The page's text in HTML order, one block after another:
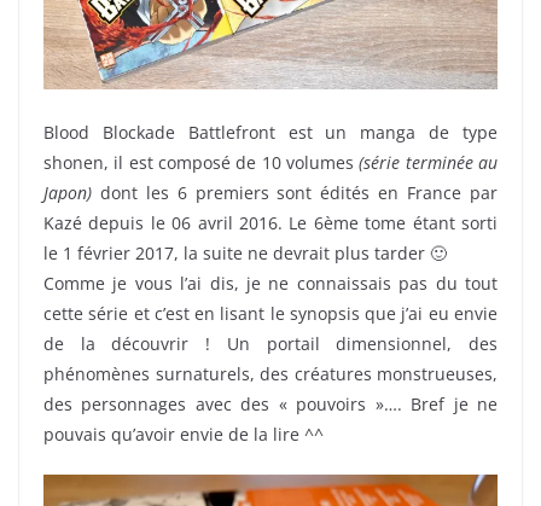
Blood Blockade Battlefront est un manga de type
shonen, il est composé de 10 volumes(série terminée au
Japon) dont les 6 premiers sont édités en France par
Kazé depuis le 06 avril 2016. Le 6ème tome étant sorti
le 1 février 2017, la suite ne devrait plus tarder 🙂
Comme je vous l’ai dis, je ne connaissais pas du tout
cette série et c’est en lisant le synopsis que j’ai eu envie
de la découvrir ! Un portail dimensionnel, des
phénomènes surnaturels, des créatures monstrueuses,
des personnages avec des « pouvoirs »…. Bref je ne
pouvais qu’avoir envie de la lire ^^